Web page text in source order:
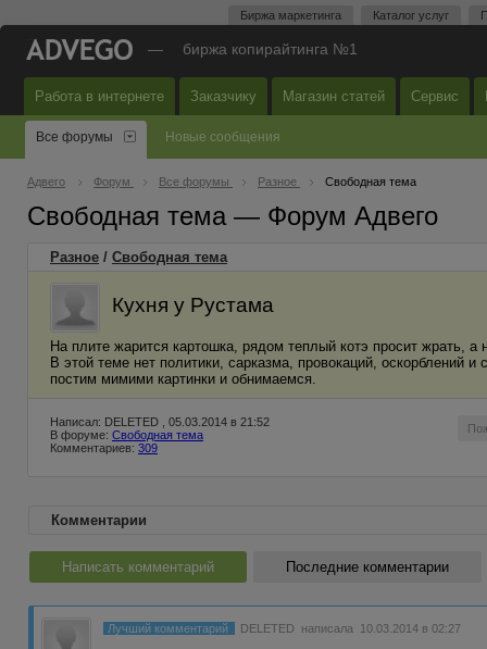
Биржа маркетинга Каталог услуг
— биржа копирайтинга №1
Работа в интернете Заказчику Магазин статей Сервис
Все форумы Новые сообщения
Адвего Форум Все форумы Разное Свободная тема
Свободная тема — Форум Адвего
Разное / Свободная тема
Кухня у Рустама
На плите жарится картошка, рядом теплый котэ просит жрать, а
В этой теме нет политики, сарказма, провокаций,
постим мимими картинки и обнимаемся.
Написал: DELETED , 05.03.2014 в 21:52
В форуме: Свободная тема
Комментариев: 309
Комментарии
Написать комментарий Последние комментарии
Лучший комментарий DELETED написала 10.03.2014 в 02:27